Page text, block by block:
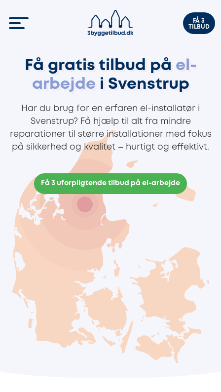
FÅ 3
TILBUD
Få gratis tilbud på el-
arbejde i Svenstrup
Har du brug for en erfaren el-installatør i
Svenstrup? Få hjælp til alt fra mindre
reparationer til større installationer med fokus
på sikkerhed og kvalitet – hurtigt og effektivt.
Få 3 uforpligtende tilbud på el-arbejde